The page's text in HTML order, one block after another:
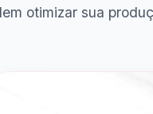
otimizar sua